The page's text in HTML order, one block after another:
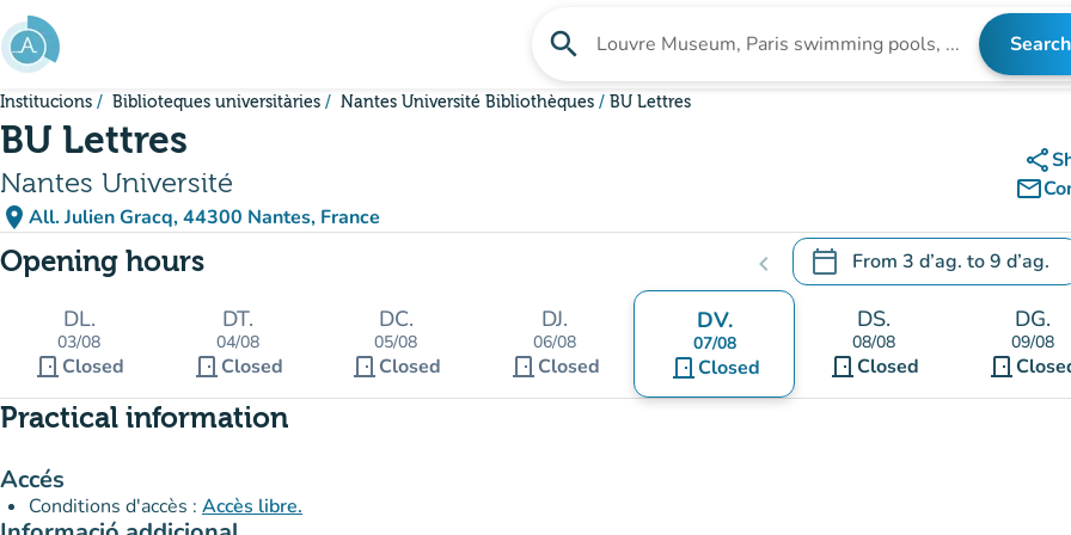
Go to main content
search Search for an institution Search
Institucions Biblioteques universitàries Nantes Université Bibliothèques BU Lettres
BU Lettres
Nantes Université
place All. Julien Gracq, 44300 Nantes, France
(open in Google Maps)
(new tab)
share
mail_outline
Opening hours chevron_left calendar_today From 3 d’ag. to9 d’ag.
.Open the calendar to change
DL.
03/08
door_front Closed
DT.
04/08
door_front Closed
DC.
05/08
door_front Closed
DJ.
06/08
door_front Closed
DV.
07/08
door_front Closed
DS.
08/08
door_frontClosed
DG.
09/08
door_front
Practical information
Accés
Conditions d'accès : Accès libre.